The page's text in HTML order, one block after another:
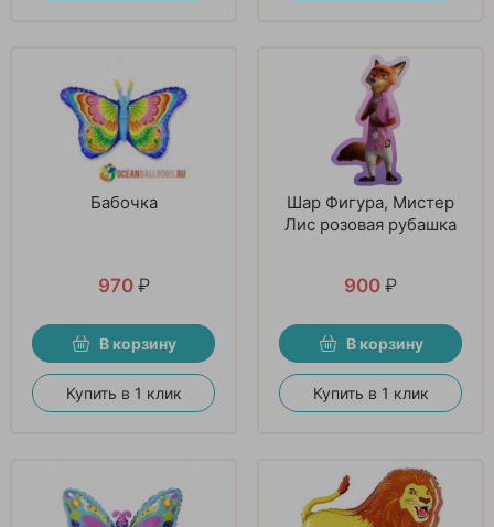
Бабочка
970 ₽
В корзину
Купить в 1 клик
Шар Фигура, Мистер
Лис розовая рубашка
900 ₽
В корзину
Купить в 1 клик